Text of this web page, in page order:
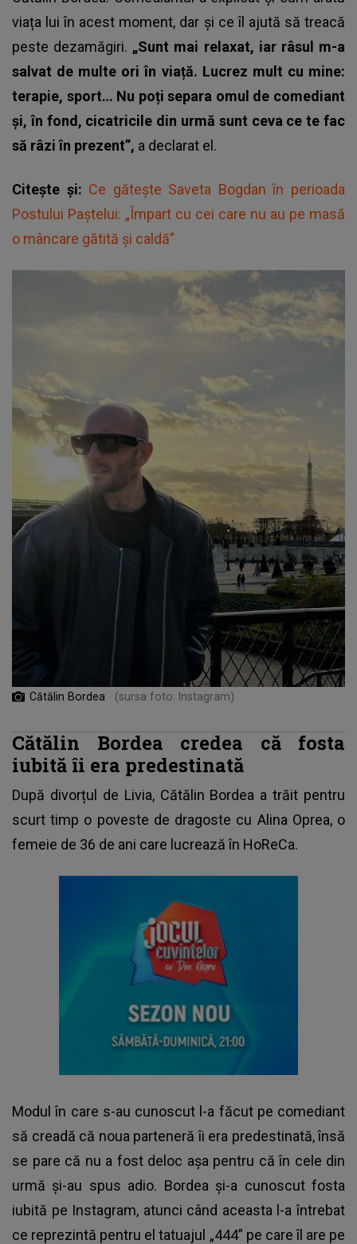
viața lui în acest moment, dar și ce îl ajută să treacă
peste dezamăgiri. „Sunt mai relaxat, iar râsul m-a
salvat de multe ori în viață. Lucrez mult cu mine:
terapie, sport… Nu poți separa omul de comediant
și, în fond, cicatricile din urmă sunt ceva ce te fac
să râzi în prezent”, a declarat el.
Citește și: Ce gătește Saveta Bogdan în perioada
Postului Paștelui: „Împart cu cei care nu au pe masă
o mâncare gătită și caldă”
Cătălin Bordea (sursa foto: Instagram)
Cătălin Bordea credea că fosta
iubită îi era predestinată
După divorțul de Livia, Cătălin Bordea a trăit pentru
scurt timp o poveste de dragoste cu Alina Oprea, o
femeie de 36 de ani care lucrează în HoReCa.
Modul în care s-au cunoscut l-a făcut pe comediant
să creadă că noua parteneră îi era predestinată, însă
se pare că nu a fost deloc așa pentru că în cele din
urmă și-au spus adio. Bordea și-a cunoscut fosta
iubită pe Instagram, atunci când aceasta l-a întrebat
ce reprezintă pentru el tatuajul „444” pe care îl are pe